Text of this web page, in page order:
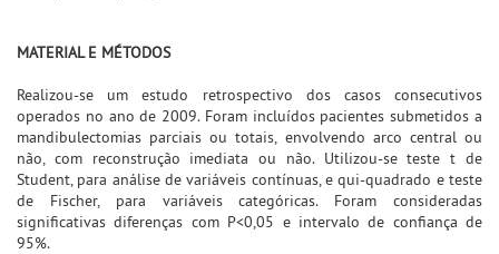
MATERIAL E MÉTODOS
Realizou-se um estudo retrospectivo dos casos consecutivos
operados no ano de 2009. Foram incluídos pacientes submetidos a
mandibulectomias parciais ou totais, envolvendo arco central ou
não, com reconstrução imediata ou não. Utilizou-se teste t de
Student, para análise de variáveis contínuas, e qui-quadrado e teste
de Fischer, para variáveis categóricas. Foram consideradas
significativas diferenças com P<0,05 e intervalo de confiança de
95%.